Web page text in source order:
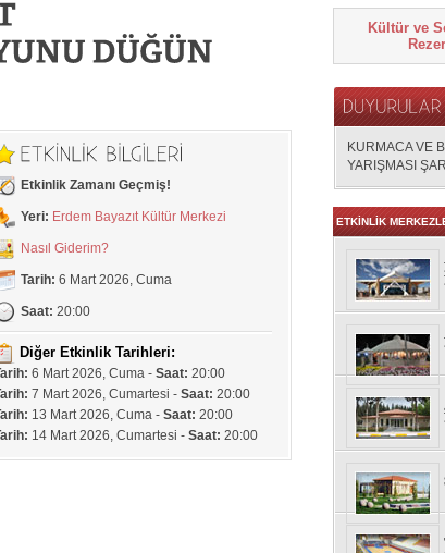
Etkinlik Zamanı Geçmiş!
Yeri: Erdem Bayazıt Kültür Merkezi
Nasıl Giderim?
Tarih: 6 Mart 2026, Cuma
Saat: 20:00
Diğer Etkinlik Tarihleri:
6 Mart 2026, Cuma - Saat: 20:00
7 Mart 2026, Cumartesi - Saat: 20:00
13 Mart 2026, Cuma - Saat: 20:00
14 Mart 2026, Cumartesi - Saat: 20:00
Kültür ve
KURMACA VE
YARIŞMASI
ETKİNLİK